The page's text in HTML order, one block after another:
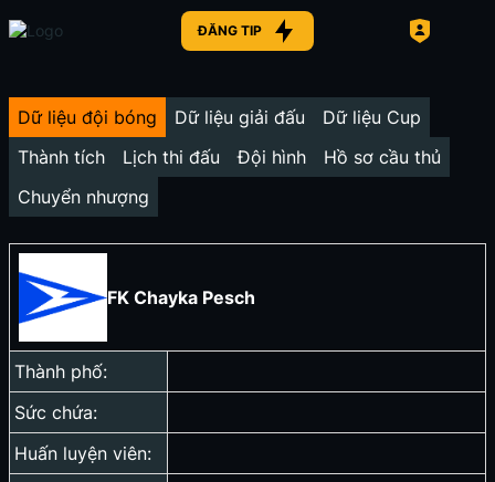
ĐĂNG TIP
Dữ liệu đội bóng Dữ liệu giải đấu
Dữ liệu Cup
Thành tích
Lịch thi đấu Đội hình
Hồ sơ cầu thủ
Chuyển nhượng
FK Chayka Pesch
Thành phố:
Sức chứa:
Huấn luyện viên: